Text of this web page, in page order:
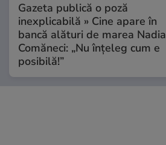
Gazeta publică o poză
inexplicabilă » Cine apare în
bancă alături de marea Nadia
Comăneci: „Nu înțeleg cum e
posibilă!”